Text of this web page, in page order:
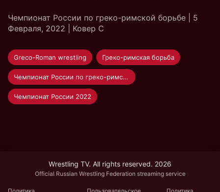
Чемпионат России по греко-римской борьбе | 5
Февраля, 2022 | Ковер С
Greco-Roman wrestling Греко-римская борьба
Чемпионат России по греко-римской борьбе 2022 Суздаль
Чемпионат России 2022
Wrestling TV. All rights reserved. 2026
Official Russian Wrestling Federation streaming service